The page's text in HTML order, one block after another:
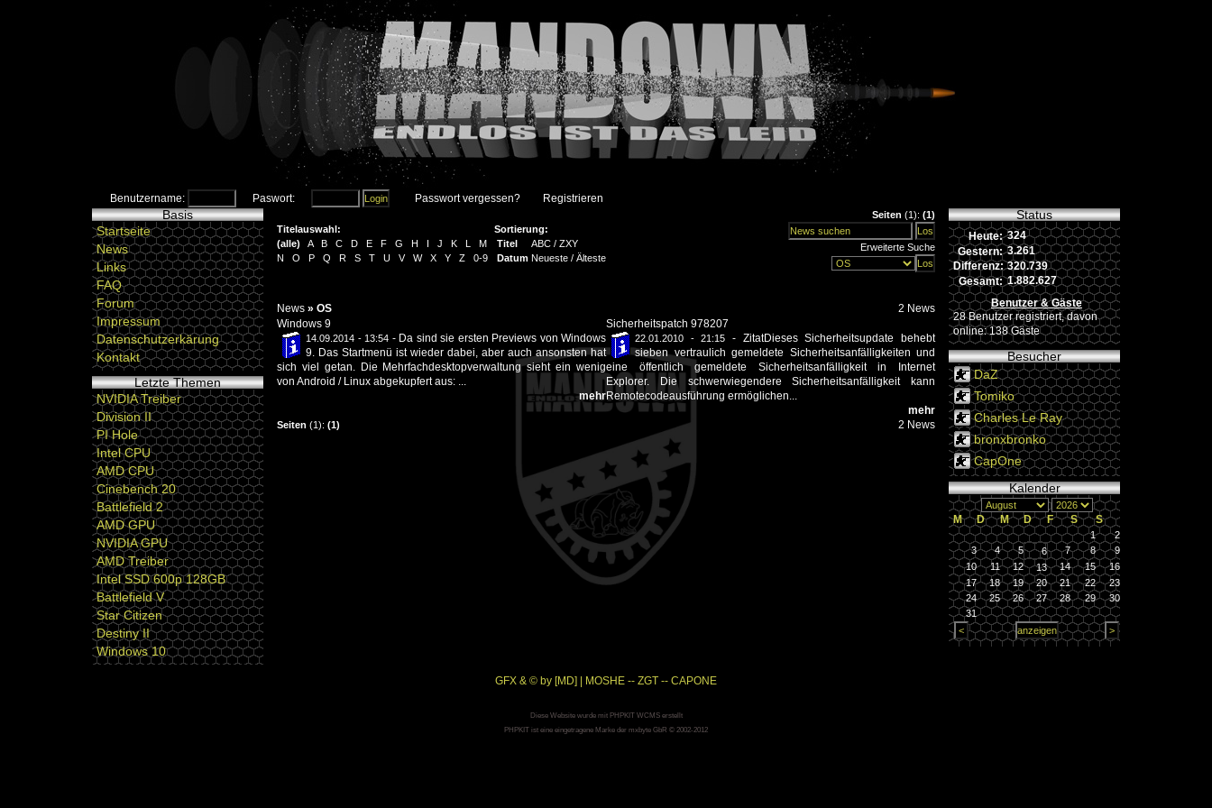
Benutzername: Paswort: Passwort vergessen? Registrieren
Basis
Startseite
News
Links
FAQ
Forum
Impressum
Datenschutzerkärung
Kontakt
Letzte Themen
NVIDIA Treiber
Division II
PI Hole
Intel CPU
AMD CPU
Cinebench 20
Battlefield 2
AMD GPU
NVIDIA GPU
AMD Treiber
Intel SSD 600p 128GB
Battlefield V
Star Citizen
Destiny II
Windows 10
Seiten (1): (1)
Titelauswahl:
(alle) A B C D E F G H I J K L
M
N
O P Q R S T U V W X Y Z 0-9
Sortierung:
Titel
ABC / ZXY
Datum Neueste / Älteste
Erweiterte Suche
News » OS
2 News
Windows 9
14.09.2014 - 13:54 - Da sind sie ersten Previews von Windows
9. Das Startmenü ist wieder dabei, aber auch ansonsten hat
sich viel getan. Die Mehrfachdesktopverwaltung sieht ein wenig
von Android / Linux abgekupfert aus: ...
mehr
Sicherheitspatch 978207
22.01.2010 - 21:15 - ZitatDieses Sicherheitsupdate behebt
sieben vertraulich gemeldete Sicherheitsanfälligkeiten und
eine öffentlich gemeldete Sicherheitsanfälligkeit in Internet
Explorer. Die schwerwiegendere Sicherheitsanfälligkeit kann
Remotecodeausführung ermöglichen...
mehr
Seiten (1): (1) 2 News
Status
Heute: 324
Gestern: 3.261
Differenz: 320.739
Gesamt: 1.882.627
Benutzer & Gäste
28 Benutzer registriert, davon
online: 138 Gäste
Besucher
DaZ
Tomiko
Charles Le Ray
bronxbronko
CapOne
Kalender
M D M D F S S
1
2
3
4 5 6 7 8
9
10
11 12 13 14 15
16
17
18 19 20 21 22
23
24
25 26 27 28 29
30
31
GFX & © by [MD] | MOSHE -- ZGT -- CAPONE
Diese Website wurde mit PHPKIT WCMS erstellt
PHPKIT ist eine eingetragene Marke der mxbyte GbR © 2002-2012